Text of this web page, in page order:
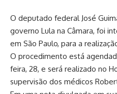
O deputado federal José
governo Lula na Câmara, foi
em São Paulo, para a
O procedimento está
feira, 28, e será realizado no
supervisão dos médicos